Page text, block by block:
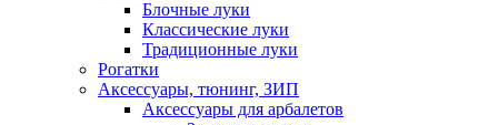
Блочные луки
Классические луки
Традиционные луки
Рогатки
Аксессуары, тюнинг, ЗИП
Аксессуары для арбалетов